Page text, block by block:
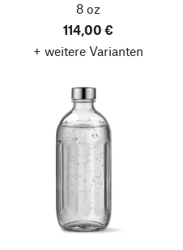
8 oz
114,00 €
+ weitere Varianten